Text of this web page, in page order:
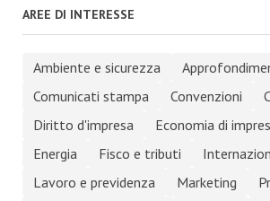
AREE DI INTERESSE
Ambiente e sicurezza
Comunicati stampa
Convenzioni
Diritto d'impresa
Economia di
Energia
Fisco e tributi
Lavoro e previdenza
Marketing